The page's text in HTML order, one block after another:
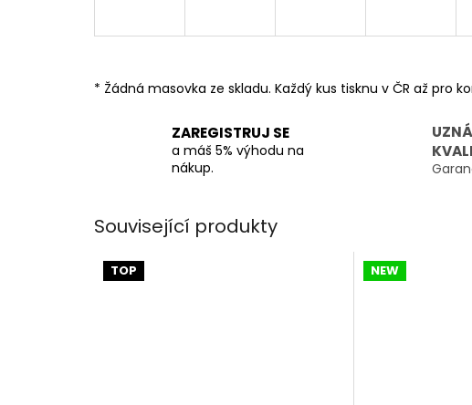
* Žádná masovka ze skladu. Každý kus tisknu v ČR až pro
ZAREGISTRUJ SE
a máš 5% výhodu na
nákup.
Související produkty
TOP NEW